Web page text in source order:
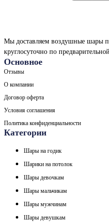
Мы доставляем воздушные шары
круглосуточно по
Основное
Отзывы
О компании
Договор оферта
Условия соглашения
Политика конфиденциальности
Категории
Шары на годик
Шарики на потолок
Шары девочкам
Шары мальчикам
Шары мужчинам
Шары девушкам